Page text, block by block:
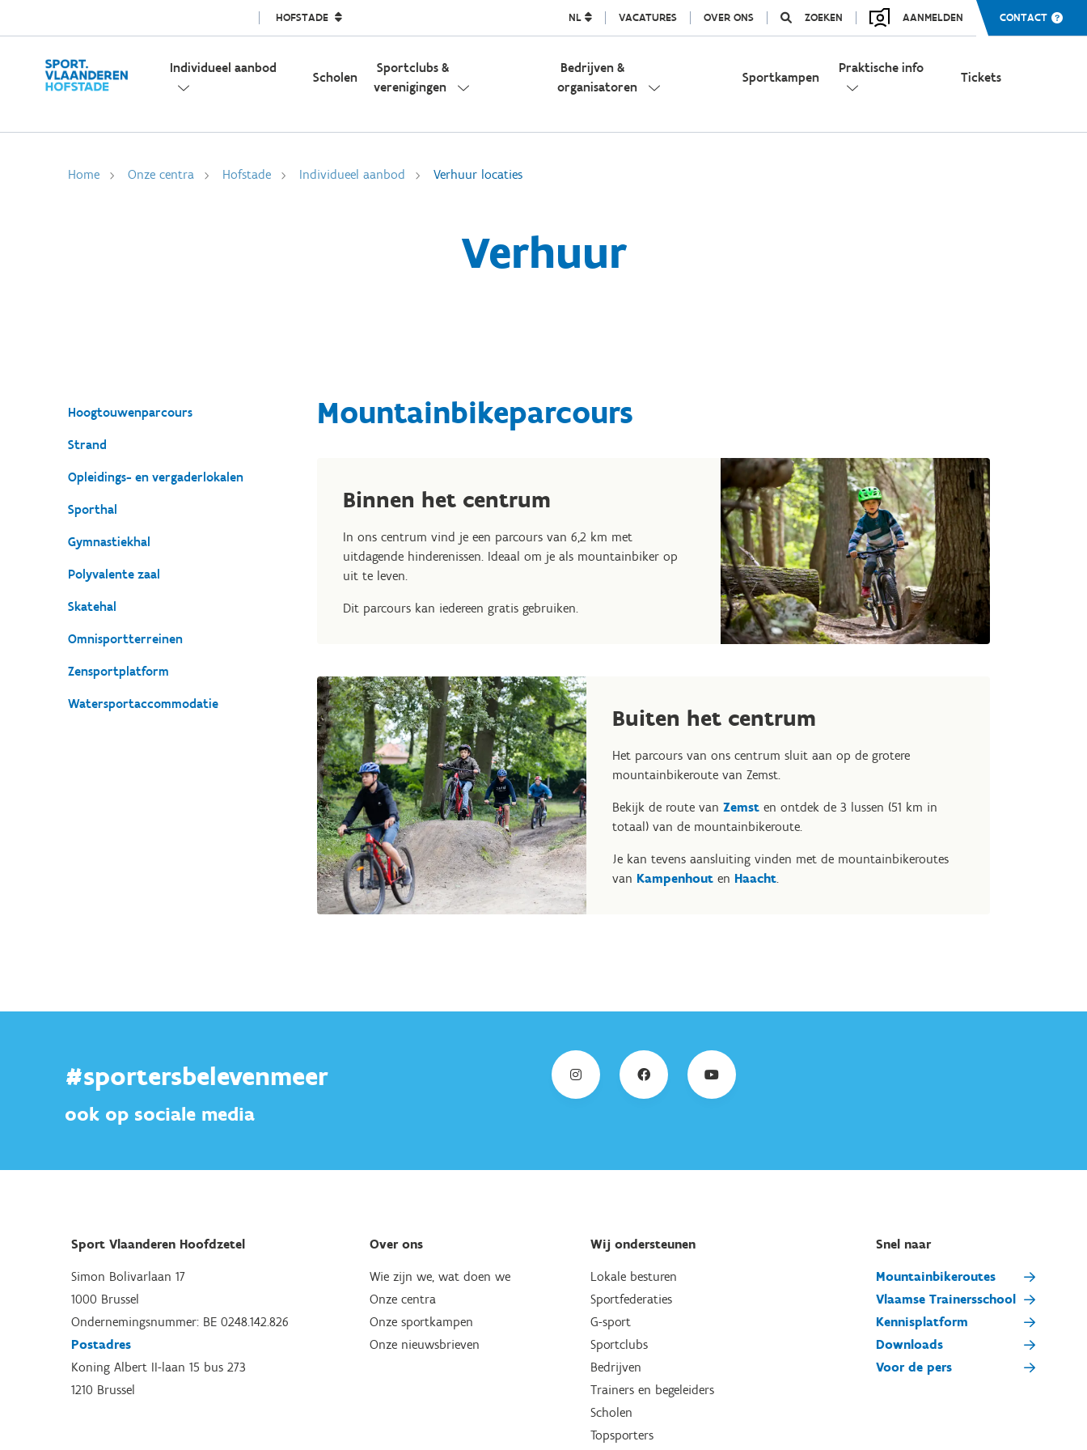
HOFSTADE NL VACATURES OVER ONS ZOEKEN AANMELDEN CONTACT
Individueel aanbod
Scholen
Sportclubs &
verenigingen
Bedrijven &
organisatoren
Sportkampen
Praktische info
Tickets
Home Onze centra Hofstade Individueel aanbod Verhuur locaties
Verhuur
Hoogtouwenparcours
Strand
Opleidings- en vergaderlokalen
Sporthal
Gymnastiekhal
Polyvalente zaal
Skatehal
Omnisportterreinen
Zensportplatform
Watersportaccommodatie
Mountainbikeparcours
Binnen het centrum
In ons centrum vind je een parcours van 6,2 km met
uitdagende hinderenissen. Ideaal om je als mountainbiker op
uit te leven.
Dit parcours kan iedereen gratis gebruiken.
Buiten het centrum
Het parcours van ons centrum sluit aan op de grotere
mountainbikeroute van Zemst.
Bekijk de route van Zemst en ontdek de 3 lussen (51 km in
totaal) van de mountainbikeroute.
Je kan tevens aansluiting vinden met de mountainbikeroutes
van Kampenhout en Haacht.
#sportersbelevenmeer
ook op sociale media
Sport Vlaanderen Hoofdzetel
Simon Bolivarlaan 17
1000 Brussel
Ondernemingsnummer: BE 0248.142.826
Postadres
Koning Albert II-laan 15 bus 273
1210 Brussel
Over ons
Wie zijn we, wat doen we
Onze centra
Onze sportkampen
Onze nieuwsbrieven
Wij ondersteunen
Lokale besturen
Sportfederaties
G-sport
Sportclubs
Bedrijven
Trainers en begeleiders
Scholen
Topsporters
Snel naar
Mountainbikeroutes
Vlaamse Trainersschool
Kennisplatform
Downloads
Voor de pers